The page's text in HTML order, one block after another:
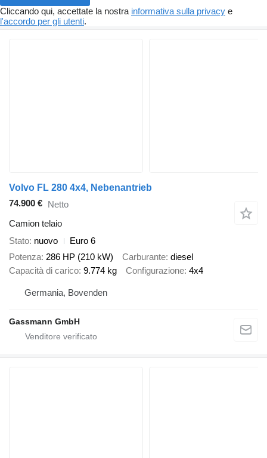
Cliccando qui, accettate la nostra informativa sulla privacy e
l'accordo per gli utenti.
Volvo FL 280 4x4, Nebenantrieb
74.900 € Netto
Camion telaio
Stato nuovo
Euro 6
Potenza 286 HP (210 kW) Carburante diesel
Capacità di carico 9.774 kg Configurazione 4x4
Germania, Bovenden
Gassmann GmbH